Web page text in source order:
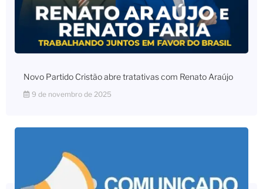
Novo Partido Cristão abre tratativas com Renato Araújo
9 de novembro de 2025